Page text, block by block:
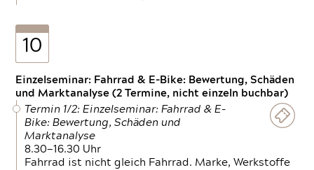
10
Einzelseminar: Fahrrad & E-Bike: Bewertung, Schäden
und Marktanalyse (2 Termine, nicht einzeln buchbar)
Termin 1/2: Einzelseminar: Fahrrad & E-
Bike: Bewertung, Schäden und
Marktanalyse
8.30—16.30 Uhr
Fahrrad ist nicht gleich Fahrrad. Marke, Werkstoffe